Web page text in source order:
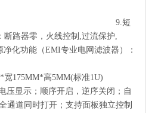
船型开关 9.短
路器零，火线控制,过流保护,
净化功能（EMI专业电网滤波器）：
宽175MM*高5MM(标准1U)
压显示；顺序开启，逆序关闭；自
通道同时打开；支持面板独立控制